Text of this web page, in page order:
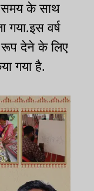
समय के साथ
वर्ष
रूप देने के लिए
गया है.